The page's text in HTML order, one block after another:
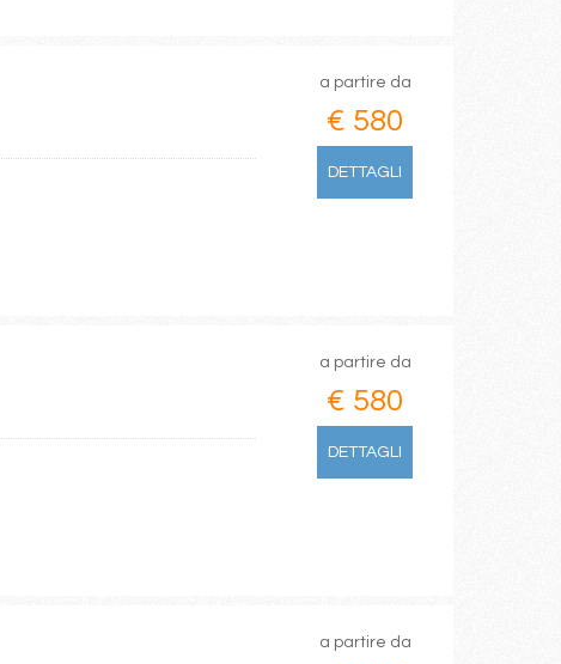
a partire da
€ 580
DETTAGLI
a partire da
€ 580
DETTAGLI
a partire da